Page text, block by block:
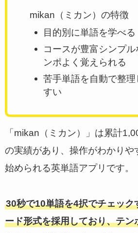
mikan（ミカン）の特徴
目的別に単語を学べる
コースが豊富シンプ
ンポよく覚えられる
苦手単語を自動で整
すい
「mikan（ミカン）」は累計
の実績があり、操作がわかりや
始められる英単語アプリです。
30秒で10単語を4択でチェック
ード形式を採用しており、テン